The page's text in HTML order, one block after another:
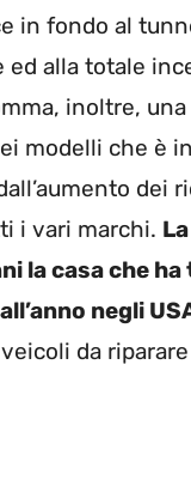
in fondo al
ed alla totale
inoltre,
modelli che è
dei
i vari marchi.
la casa che
negli
da